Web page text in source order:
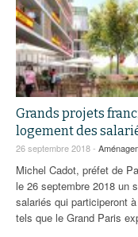
Grands projets
logement des
26 septembre 2018 -
Michel Cadot, préfet de
le 26 septembre 2018 un
salariés qui participeront
tels que le Grand Paris